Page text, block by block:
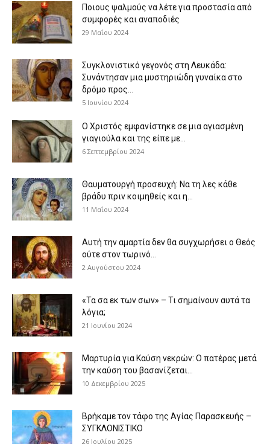
Ποιους ψαλμούς να λέτε για προστασία από
συμφορές και αναποδιές
29 Μαΐου 2024
Συγκλονιστικό γεγονός στη Λευκάδα:
Συνάντησαν μια μυστηριώδη γυναίκα στο
δρόμο προς...
5 Ιουνίου 2024
Ο Χριστός εμφανίστηκε σε μια αγιασμένη
γιαγιούλα και της είπε με...
6 Σεπτεμβρίου 2024
Θαυματουργή προσευχή: Να τη λες κάθε
βράδυ πριν κοιμηθείς και η...
11 Μαΐου 2024
Αυτή την αμαρτία δεν θα συγχωρήσει ο Θεός
ούτε στον τωρινό...
2 Αυγούστου 2024
«Τα σα εκ των σων» – Τι σημαίνουν αυτά τα
λόγια;
21 Ιουνίου 2024
Μαρτυρία για Καύση νεκρών: Ο πατέρας μετά
την καύση του βασανίζεται...
10 Δεκεμβρίου 2025
Βρήκαμε τον τάφο της Αγίας Παρασκευής –
ΣΥΓΚΛΟΝΙΣΤΙΚΟ
26 Ιουλίου 2025